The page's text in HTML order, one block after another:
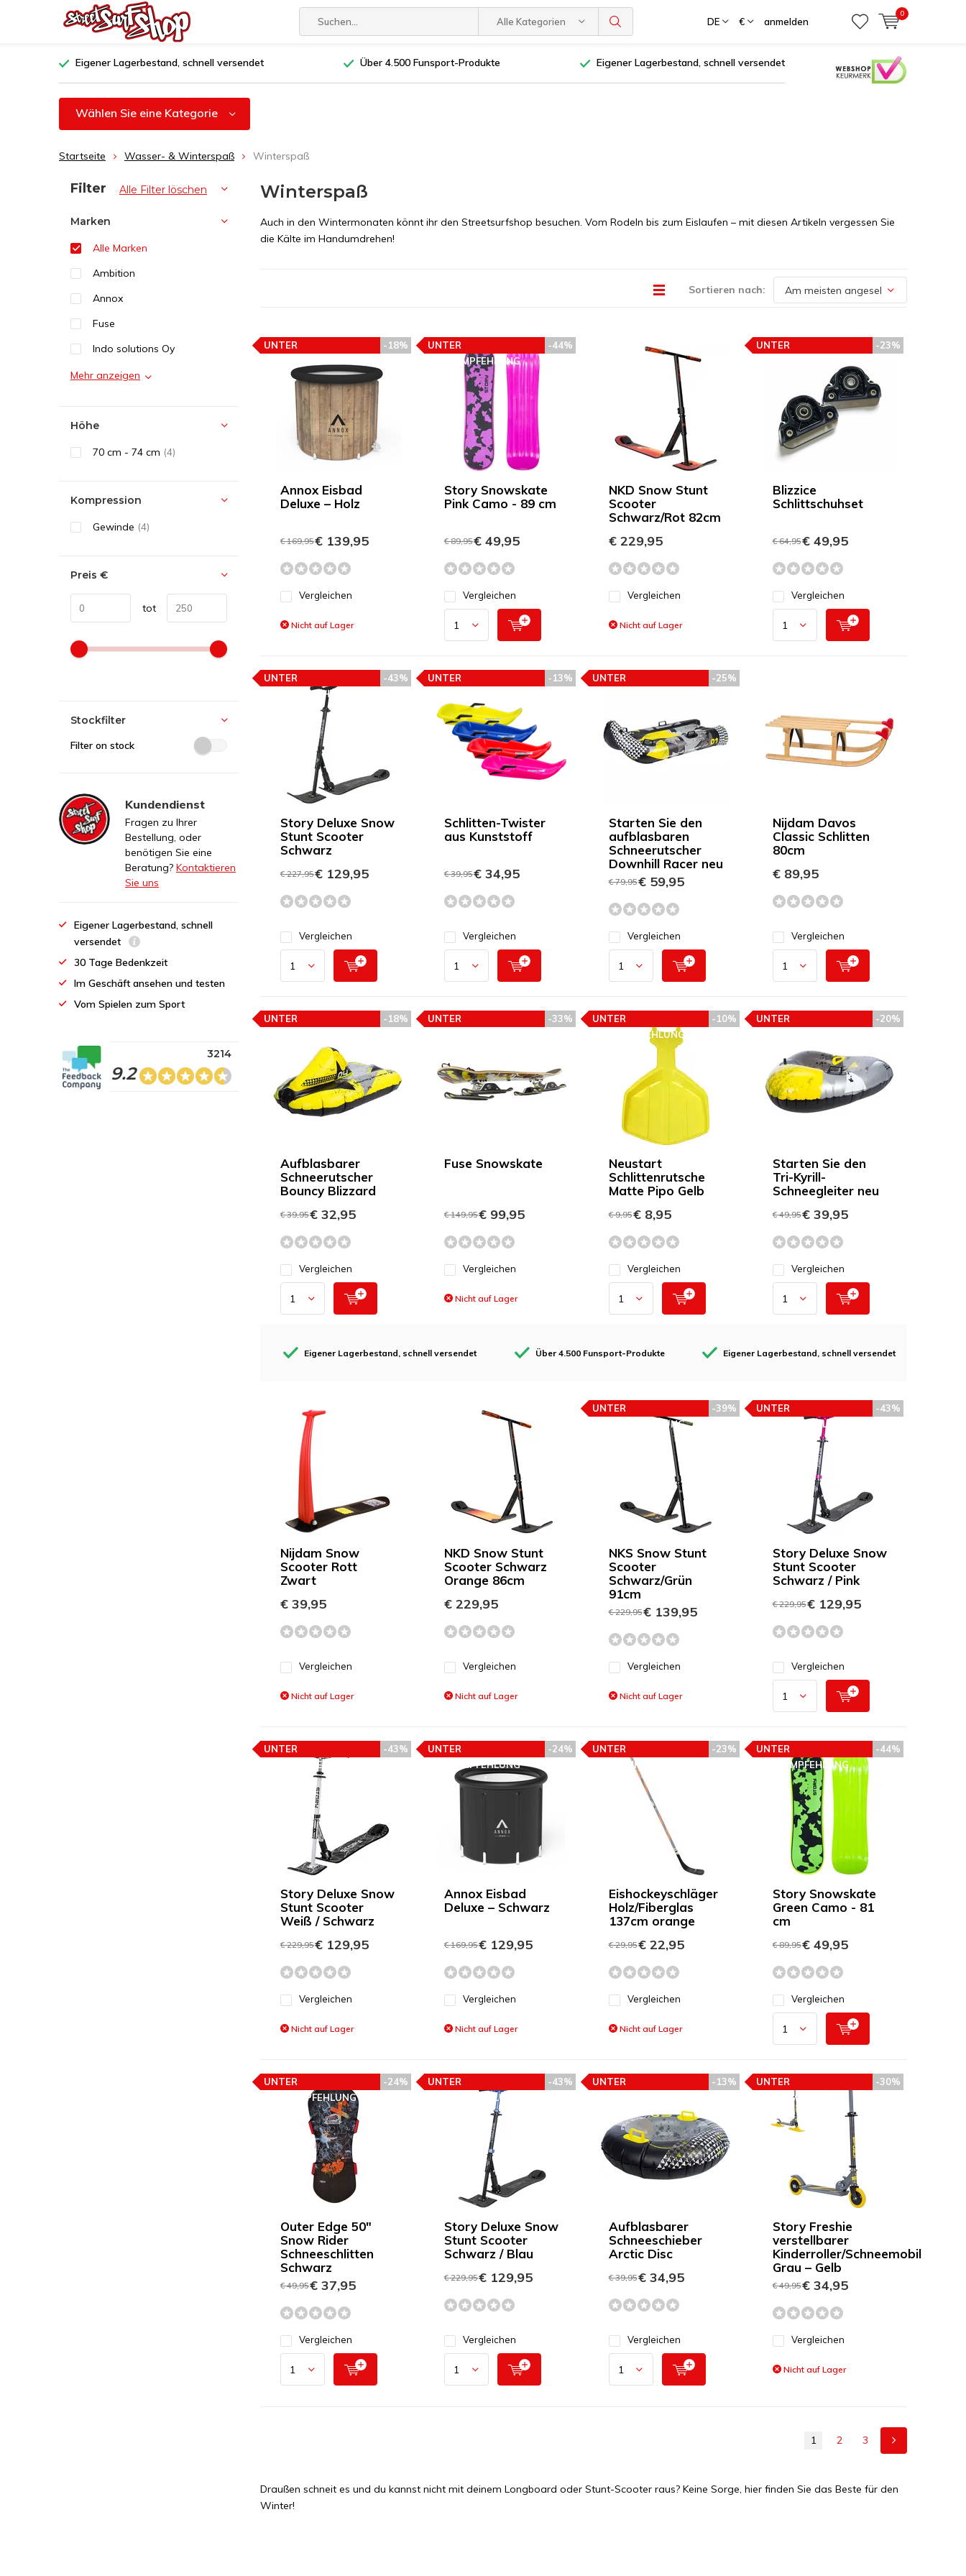
Alle Kategorien DE € anmelden
0
Eigener Lagerbestand, schnell versendet Über 4.500 Funsport-Produkte Eigener Lagerbestand, schnell versendet
Wählen Sie eine Kategorie
Startseite Wasser- & Winterspaß Winterspaß
Winterspaß
Auch in den Wintermonaten könnt ihr den Streetsurfshop besuchen. Vom Rodeln bis zum Eislaufen – mit diesen Artikeln vergessen Sie
die Kälte im Handumdrehen!
Sortieren nach:
Annox Eisbad
Deluxe – Holz
-18%
UNTER
€ 169,95€ 139,95
Vergleichen
Nicht auf Lager
Story Snowskate
Pink Camo - 89 cm
-44%
UNTER
PREISEMPFEHLUNG
€ 89,95€ 49,95
Vergleichen
NKD Snow Stunt
Scooter
Schwarz/Rot 82cm
€ 229,95
Vergleichen
Nicht auf Lager
Blizzice
Schlittschuhset
-23%
UNTER
€ 64,95€ 49,95
Vergleichen
Story Deluxe Snow
Stunt Scooter
Schwarz
-43%
UNTER
PREISEMPFEHLUNG
€ 227,95€ 129,95
Vergleichen
Schlitten-Twister
aus Kunststoff
-13%
UNTER
€ 39,95€ 34,95
Vergleichen
Starten Sie den
aufblasbaren
Schneerutscher
Downhill Racer neu
-25%
UNTER
€ 79,95€ 59,95
Vergleichen
Nijdam Davos
Classic Schlitten
80cm
€ 89,95
Vergleichen
Aufblasbarer
Schneerutscher
Bouncy Blizzard
-18%
UNTER
€ 39,95€ 32,95
Vergleichen
Fuse Snowskate
-33%
UNTER
€ 149,95€ 99,95
Vergleichen
Nicht auf Lager
Neustart
Schlittenrutsche
Matte Pipo Gelb
-10%
UNTER
PREISEMPFEHLUNG
€ 9,95€ 8,95
Vergleichen
Starten Sie den
Tri-Kyrill-
Schneegleiter neu
-20%
UNTER
€ 49,95€ 39,95
Vergleichen
Eigener Lagerbestand, schnell versendet Über 4.500 Funsport-Produkte Eigener Lagerbestand, schnell versendet
Nijdam Snow
Scooter Rott
Zwart
€ 39,95
Vergleichen
Nicht auf Lager
NKD Snow Stunt
Scooter Schwarz
Orange 86cm
€ 229,95
Vergleichen
Nicht auf Lager
NKS Snow Stunt
Scooter
Schwarz/Grün
91cm
-39%
UNTER
PREISEMPFEHLUNG
€ 229,95€ 139,95
Vergleichen
Nicht auf Lager
Story Deluxe Snow
Stunt Scooter
Schwarz / Pink
-43%
UNTER
PREISEMPFEHLUNG
€ 229,95€ 129,95
Vergleichen
Story Deluxe Snow
Stunt Scooter
Weiß / Schwarz
-43%
UNTER
PREISEMPFEHLUNG
€ 229,95€ 129,95
Vergleichen
Nicht auf Lager
Annox Eisbad
Deluxe – Schwarz
-24%
UNTER
PREISEMPFEHLUNG
€ 169,95€ 129,95
Vergleichen
Nicht auf Lager
Eishockeyschläger
Holz/Fiberglas
137cm orange
-23%
UNTER
PREISEMPFEHLUNG
€ 29,95€ 22,95
Vergleichen
Nicht auf Lager
Story Snowskate
Green Camo - 81
cm
-44%
UNTER
PREISEMPFEHLUNG
€ 89,95€ 49,95
Vergleichen
Outer Edge 50"
Snow Rider
Schneeschlitten
Schwarz
-24%
UNTER
PREISEMPFEHLUNG
€ 49,95€ 37,95
Vergleichen
Story Deluxe Snow
Stunt Scooter
Schwarz / Blau
-43%
UNTER
PREISEMPFEHLUNG
€ 229,95€ 129,95
Vergleichen
Aufblasbarer
Schneeschieber
Arctic Disc
-13%
UNTER
€ 39,95€ 34,95
Vergleichen
Story Freshie
verstellbarer
Kinderroller/Schneemobil
Grau – Gelb
-30%
UNTER
PREISEMPFEHLUNG
€ 49,95€ 34,95
Vergleichen
Nicht auf Lager
1 2 3
Draußen schneit es und du kannst nicht mit deinem Longboard oder Stunt-Scooter raus? Keine Sorge, hier finden Sie das Beste für den
Winter!
Sortieren nach:
Filter Alle Filter löschen
Marken
Alle Marken
Ambition
Annox
Fuse
Indo solutions Oy
Mehr anzeigen
Höhe
70 cm - 74 cm (4)
Kompression
Gewinde (4)
Preis €
tot
Stockfilter
Filter on stock
Kundendienst
Fragen zu Ihrer
Bestellung, oder
benötigen Sie eine
Beratung? Kontaktieren
Sie uns
Eigener Lagerbestand, schnell
versendet
30 Tage Bedenkzeit
Im Geschäft ansehen und testen
Vom Spielen zum Sport
9.2
3214